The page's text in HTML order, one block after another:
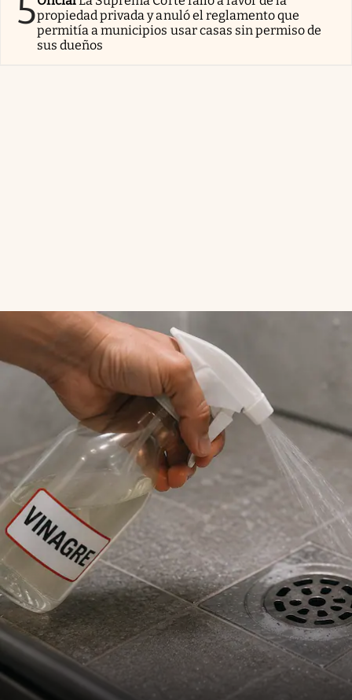
5propiedad privada y anuló el reglamento que
permitía a municipios usar casas sin permiso de
sus dueños